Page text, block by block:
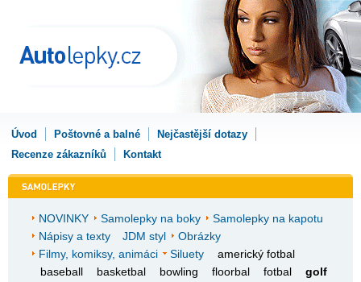
Úvod Poštovné a balné
Nejčastější dotazy
Recenze zákazníků
Kontakt
NOVINKY Samolepky na boky
Samolepky na kapotu
Nápisy a texty
JDM styl
Obrázky
Filmy, komiksy, animáci
Siluety
americký fotbal
baseball
basketbal bowling floorbal fotbal
golf